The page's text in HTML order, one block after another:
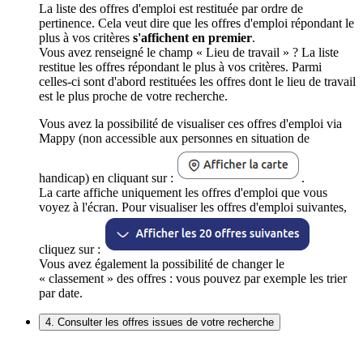
La liste des offres d'emploi est restituée par ordre de
pertinence. Cela veut dire que les offres d'emploi répondant le
plus à vos critères s'affichent en premier.
Vous avez renseigné le champ « Lieu de travail » ? La liste
restitue les offres répondant le plus à vos critères. Parmi
celles-ci sont d'abord restituées les offres dont le lieu de travail
est le plus proche de votre recherche.
Vous avez la possibilité de visualiser ces offres d'emploi via
Mappy (non accessible aux personnes en situation de
handicap) en cliquant sur :
.
La carte affiche uniquement les offres d'emploi que vous
voyez à l'écran. Pour visualiser les offres d'emploi suivantes,
cliquez sur :
Vous avez également la possibilité de changer le
« classement » des offres : vous pouvez par exemple les trier
par date.
4. Consulter les offres issues de votre recherche